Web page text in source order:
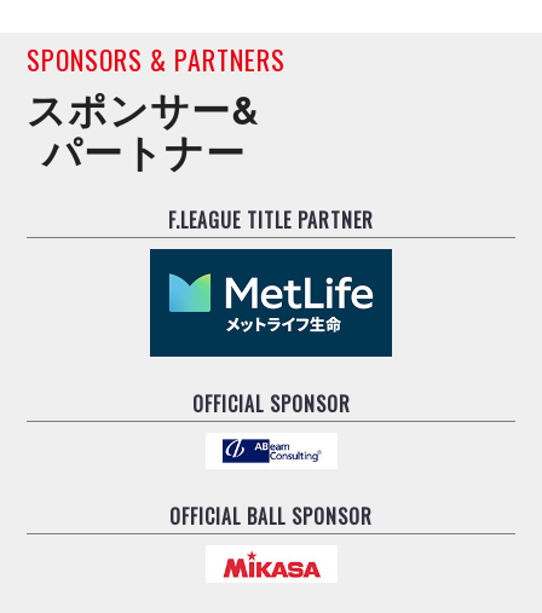
リガーレヴィア葛飾
Y．S．C．C．横浜
ヴィンセドール白山
アグレミーナ浜松
ポルセイド浜田
SPONSORS & PARTNERS
スポンサー&
パートナー
F.LEAGUE TITLE PARTNER
OFFICIAL SPONSOR
OFFICIAL BALL SPONSOR